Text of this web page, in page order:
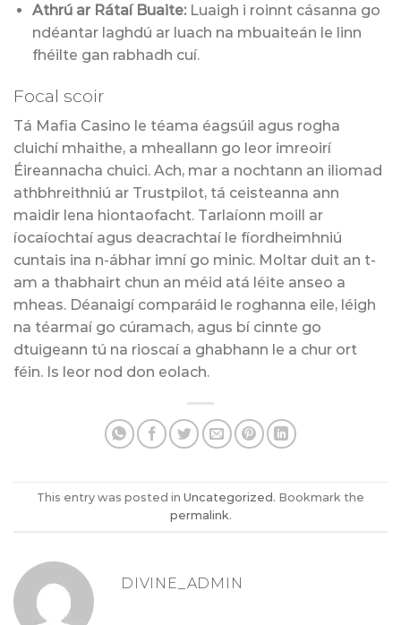
Athrú ar Rátaí Buaite:Luaigh i roinnt cásanna go
ndéantar laghdú ar luach na mbuaiteán le linn
fhéilte gan rabhadh cuí.
Focal scoir
Tá Mafia Casino le téama éagsúil agus rogha
cluichí mhaithe, a mheallann go leor imreoirí
Éireannacha chuici. Ach, mar a nochtann an iliomad
athbhreithniú ar Trustpilot, tá ceisteanna ann
maidir lena hiontaofacht. Tarlaíonn moill ar
íocaíochtaí agus deacrachtaí le fíordheimhniú
cuntais ina n-ábhar imní go minic. Moltar duit an t-
am a thabhairt chun an méid atá léite anseo a
mheas. Déanaigí comparáid le roghanna eile, léigh
na téarmaí go cúramach, agus bí cinnte go
dtuigeann tú na rioscaí a ghabhann le a chur ort
féin. Is leor nod don eolach.
This entry was posted in Uncategorized. Bookmark the
permalink.
DIVINE_ADMIN